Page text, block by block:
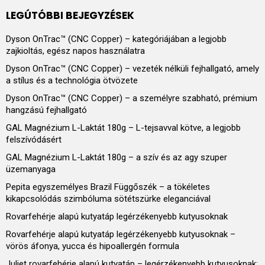
LEGÚTÓBBI BEJEGYZÉSEK
Dyson OnTrac™ (CNC Copper) – kategóriájában a legjobb
zajkioltás, egész napos használatra
Dyson OnTrac™ (CNC Copper) – vezeték nélküli fejhallgató, amely
a stílus és a technológia ötvözete
Dyson OnTrac™ (CNC Copper) – a személyre szabható, prémium
hangzású fejhallgató
GAL Magnézium L-Laktát 180g – L-tejsavval kötve, a legjobb
felszívódásért
GAL Magnézium L-Laktát 180g – a szív és az agy szuper
üzemanyaga
Pepita egyszemélyes Brazil Függőszék – a tökéletes
kikapcsolódás szimbóluma sötétszürke eleganciával
Rovarfehérje alapú kutyatáp legérzékenyebb kutyusoknak
Rovarfehérje alapú kutyatáp legérzékenyebb kutyusoknak –
vörös áfonya, yucca és hipoallergén formula